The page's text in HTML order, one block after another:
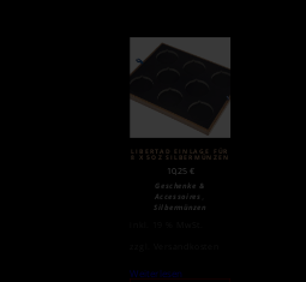
LIBERTAD EINLAGE FÜR
8 X 5OZ SILBERMÜNZEN
10,25 €
Geschenke &
Accessoires
Silbermünzen
Weiterlesen